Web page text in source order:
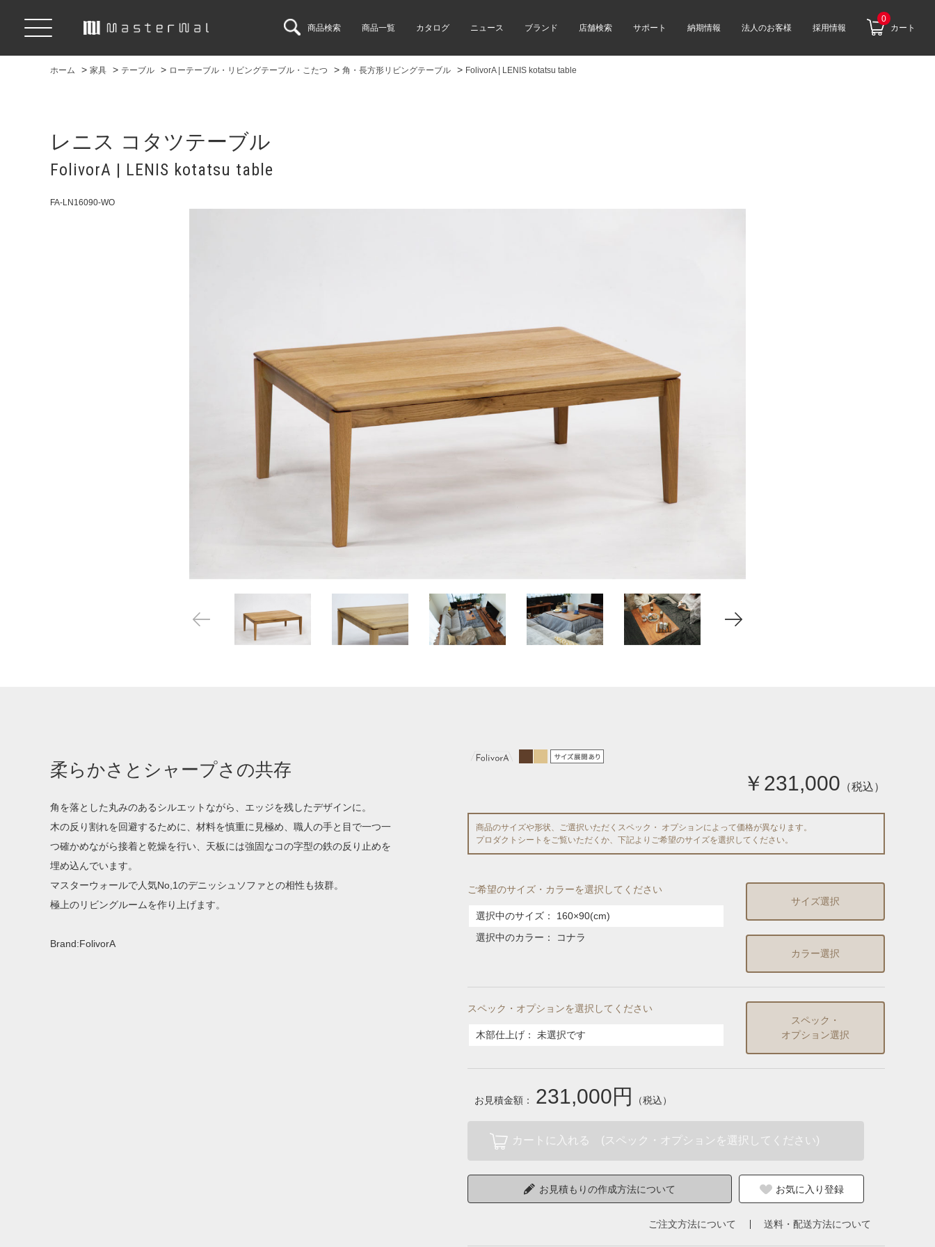
商品検索 商品一覧 カタログ ニュース ブランド 店舗検索 サポート 納期情報 法人のお客様 採用情報
0
カート
ホーム > 家具 > テーブル > ローテーブル・リビングテーブル・こたつ > 角・長方形リビングテーブル > FolivorA | LENIS kotatsu table
レニス コタツテーブル
FolivorA | LENIS kotatsu table
FA-LN16090-WO
柔らかさとシャープさの共存
角を落とした丸みのあるシルエットながら、エッジを残したデザインに。
木の反り割れを回避するために、材料を慎重に見極め、職人の手と目で一つ一
つ確かめながら接着と乾燥を行い、天板には強固なコの字型の鉄の反り止めを
埋め込んでいます。
マスターウォールで人気No,1のデニッシュソファとの相性も抜群。
極上のリビングルームを作り上げます。
Brand:FolivorA
￥231,000 （税込）
商品のサイズや形状、ご選択いただくスペック・ オプションによって価格が異なります。
プロダクトシートをご覧いただくか、下記よりご希望のサイズを選択してください。
ご希望のサイズ・カラーを選択してください
選択中のサイズ：
160×90(cm)
選択中のカラー：
コナラ
サイズ選択
カラー選択
スペック・オプションを選択してください
木部仕上げ ： 未選択です
スペック・
オプション選択
お見積金額： 231,000円 （税込）
カートに入れる (スペック・オプションを選択してください)
お見積もりの作成方法について お気に入り登録
ご注文方法について 送料・配送方法について